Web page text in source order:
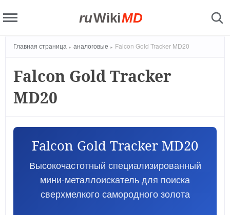
ruWikiMD
Главная страница аналоговые Falcon Gold Tracker MD20
Falcon Gold Tracker
MD20
Falcon Gold Tracker MD20
Высокочастотный специализированный
мини-металлоискатель для поиска
сверхмелкого самородного золота